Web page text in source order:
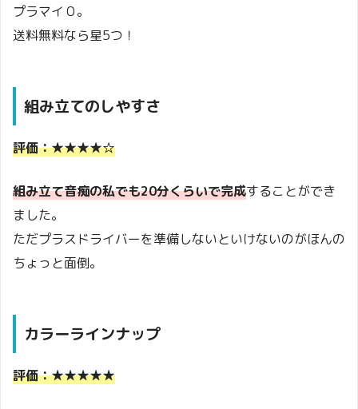
プラマイ０。
送料無料なら星5つ！
組み立てのしやすさ
評価：★★★★☆
組み立て音痴の私でも20分くらいで完成することができ
ました。
ただプラスドライバーを準備しないといけないのがほんの
ちょっと面倒。
カラーラインナップ
評価：★★★★★